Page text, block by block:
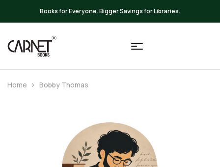
Up to 20% OFF on All Books
Home Bobby Thomas